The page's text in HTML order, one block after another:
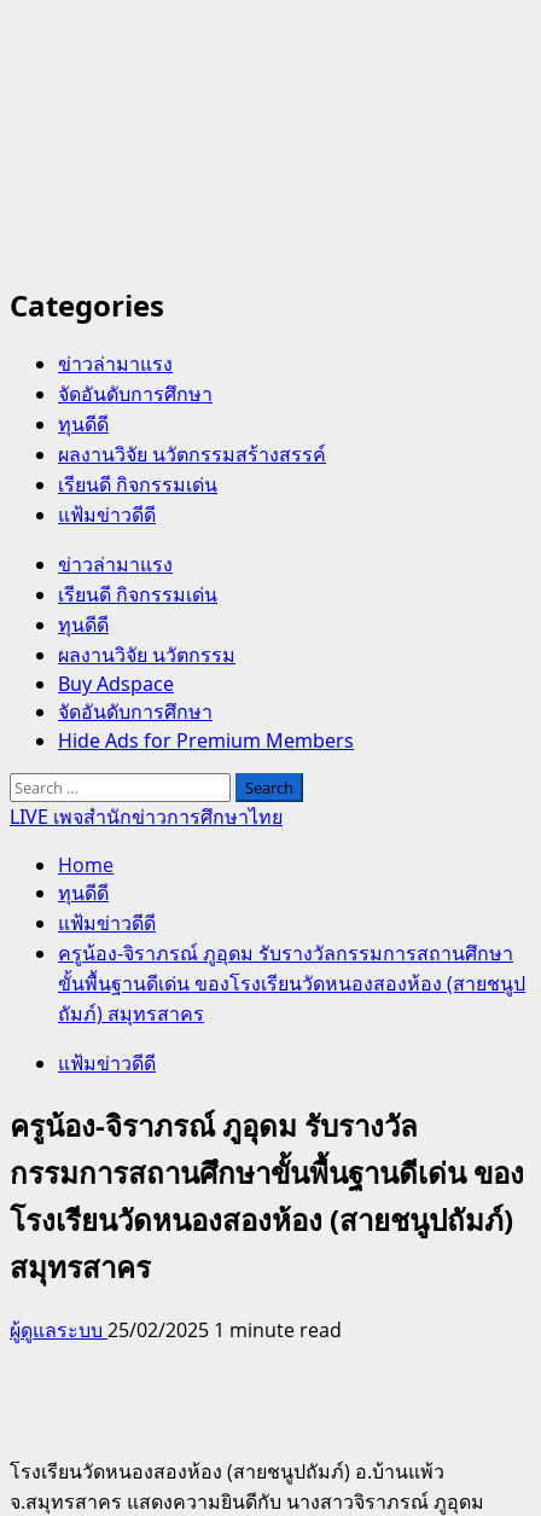
Categories
ข่าวล่ามาแรง
จัดอันดับการศึกษา
ทุนดีดี
ผลงานวิจัย นวัตกรรมสร้างสรรค์
เรียนดี กิจกรรมเด่น
แฟ้มข่าวดีดี
Primary
Menu
ข่าวล่ามาแรง
เรียนดี กิจกรรมเด่น
ทุนดีดี
ผลงานวิจัย นวัตกรรม
Buy Adspace
จัดอันดับการศึกษา
Hide Ads for Premium Members
Search
for:
LIVE เพจสำนักข่าวการศึกษาไทย
Home
ทุนดีดี
แฟ้มข่าวดีดี
ครูน้อง-จิราภรณ์ ภูอุดม รับรางวัลกรรมการสถานศึกษา
ขั้นพื้นฐานดีเด่น ของโรงเรียนวัดหนองสองห้อง (สายชนูป
ถัมภ์) สมุทรสาคร
แฟ้มข่าวดีดี
ครูน้อง-จิราภรณ์ ภูอุดม รับรางวัล
กรรมการสถานศึกษาขั้นพื้นฐานดีเด่น ของ
โรงเรียนวัดหนองสองห้อง (สายชนูปถัมภ์)
สมุทรสาคร
ผู้ดูแลระบบ 25/02/2025 1 minute read
โรงเรียนวัดหนองสองห้อง (สายชนูปถัมภ์) อ.บ้านแพ้ว
จ.สมุทรสาคร แสดงความยินดีกับ นางสาวจิราภรณ์ ภูอุดม